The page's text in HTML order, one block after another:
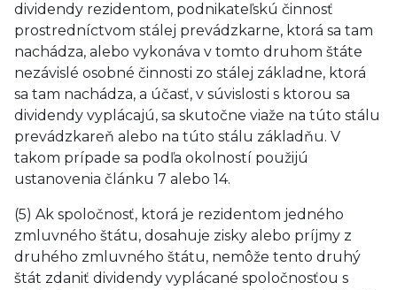
dividendy rezidentom, podnikateľskú činnosť
prostredníctvom stálej prevádzkarne, ktorá sa tam
nachádza, alebo vykonáva v tomto druhom štáte
nezávislé osobné činnosti zo stálej základne, ktorá
sa tam nachádza, a účasť, v súvislosti s ktorou sa
dividendy vyplácajú, sa skutočne viaže na túto stálu
prevádzkareň alebo na túto stálu základňu. V
takom prípade sa podľa okolností použijú
ustanovenia článku 7 alebo 14.
(5) Ak spoločnosť, ktorá je rezidentom jedného
zmluvného štátu, dosahuje zisky alebo príjmy z
druhého zmluvného štátu, nemôže tento druhý
štát zdaniť dividendy vyplácané spoločnosťou s